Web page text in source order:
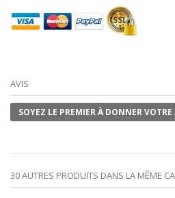
AVIS
SOYEZ LE PREMIER À DONNER VOTRE
30 AUTRES PRODUITS DANS LA MÊME